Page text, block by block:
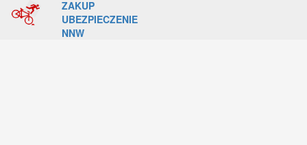
ZAKUP
UBEZPIECZENIE
NNW